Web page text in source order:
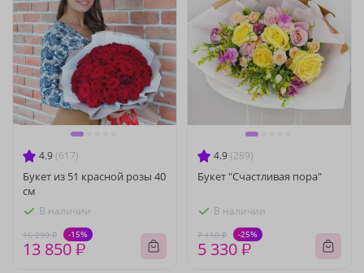
4.9 (617)
Букет из 51 красной розы 40
см
В наличии
16 290 ₽ -15%
13 850 ₽
4.9 (289)
Букет "Счастливая пора"
В наличии
7 110 ₽ -25%
5 330 ₽